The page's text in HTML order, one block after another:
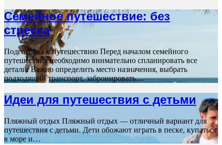
Семейное путешествие: без
стресса
Подготовка к путешествию Перед началом семейного
путешествия необходимо внимательно спланировать все
детали. Важно определить место назначения, выбрать
подходящий транспорт, забронировать…
Идеи для путешествия с детьми
Пляжный отдых Пляжный отдых — отличный вариант для
путешествия с детьми. Дети обожают играть в песке, купаться
в море и…